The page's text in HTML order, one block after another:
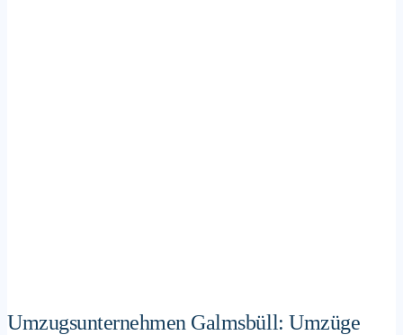
Umzugsunternehmen Galmsbüll: Umzüge